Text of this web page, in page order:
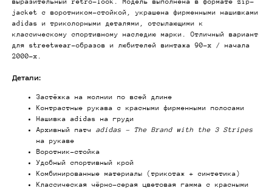
jacket с воротником-стойкой, украшена фирменными нашивками
adidas и триколорными деталями, отсылающими к
классическому спортивному наследию марки. Отличный вариант
для streetwear-образов и любителей винтажа 90-х / начала
2000-х.
Детали:
Застёжка на молнии по всей длине
Контрастные рукава с красными фирменными полосами
Нашивка adidas на груди
Архивный патч adidas – The Brand with the 3 Stripes
на рукаве
Воротник-стойка
Удобный спортивный крой
Комбинированные материалы (трикотаж + синтетика)
Классическая чёрно-серая цветовая гамма с красными